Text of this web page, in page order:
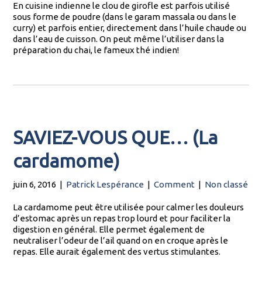
En cuisine indienne le clou de girofle est parfois utilisé
sous forme de poudre (dans le garam massala ou dans le
curry) et parfois entier, directement dans l’huile chaude ou
dans l’eau de cuisson. On peut même l’utiliser dans la
préparation du chai, le fameux thé indien!
SAVIEZ-VOUS QUE… (La
cardamome)
juin 6, 2016 | Patrick Lespérance |Comment | Non classé
La cardamome peut être utilisée pour calmer les douleurs
d’estomac après un repas trop lourd et pour faciliter la
digestion en général. Elle permet également de
neutraliser l’odeur de l’ail quand on en croque après le
repas. Elle aurait également des vertus stimulantes.